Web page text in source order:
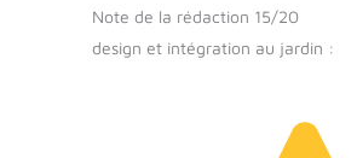
Note de la rédaction 15/20
design et intégration au jardin :